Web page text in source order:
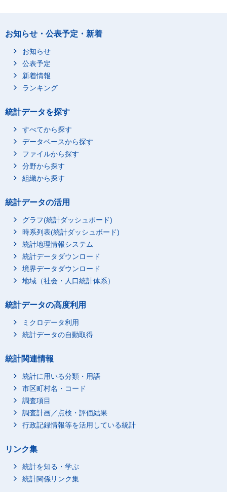
お知らせ・公表予定・新着
お知らせ
公表予定
新着情報
ランキング
統計データを探す
すべてから探す
データベースから探す
ファイルから探す
分野から探す
組織から探す
統計データの活用
グラフ(統計ダッシュボード)
時系列表(統計ダッシュボード)
統計地理情報システム
統計データダウンロード
境界データダウンロード
地域（社会・人口統計体系）
統計データの高度利用
ミクロデータ利用
統計データの自動取得
統計関連情報
統計に用いる分類・用語
市区町村名・コード
調査項目
調査計画／点検・評価結果
行政記録情報等を活用している統計
リンク集
統計を知る・学ぶ
統計関係リンク集